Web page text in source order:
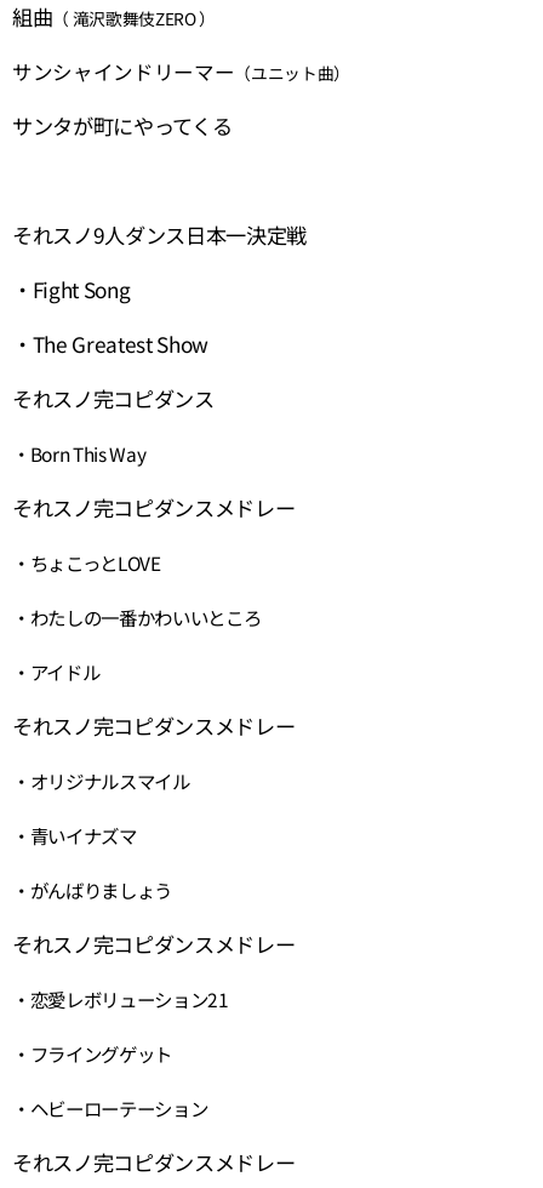
組曲 （ 滝沢歌舞伎ZERO ）
サンシャインドリーマー （ユニット曲）
サンタが町にやってくる
それスノ9人ダンス日本一決定戦
・Fight Song
・The Greatest Show
それスノ完コピダンス
・Born This Way
それスノ完コピダンスメドレー
・ちょこっとLOVE
・わたしの一番かわいいところ
・アイドル
それスノ完コピダンスメドレー
・オリジナルスマイル
・青いイナズマ
・がんばりましょう
それスノ完コピダンスメドレー
・恋愛レボリューション21
・フライングゲット
・ヘビーローテーション
それスノ完コピダンスメドレー